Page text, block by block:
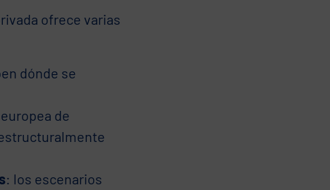
ofrece varias
dónde se
de
: los escenarios